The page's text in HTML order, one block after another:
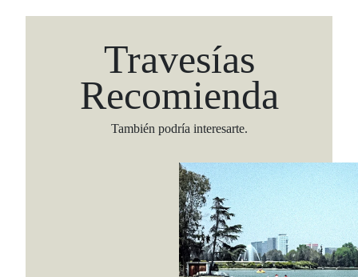
Travesías
Recomienda